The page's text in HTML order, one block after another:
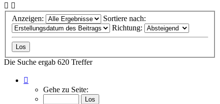
Anzeigen:
Sortiere nach:
Richtung:
Die Suche ergab 620 Treffer
von
Gehe zu Seite: